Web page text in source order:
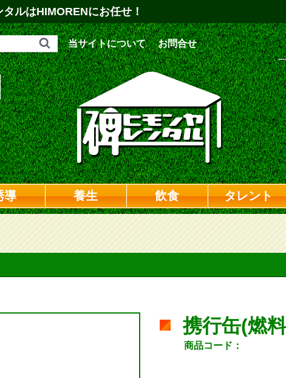
ルはHIMORENにお任せ！
当サイトについて お問合せ
導 養生 飲食 タレント
携行缶(燃
商品コード：